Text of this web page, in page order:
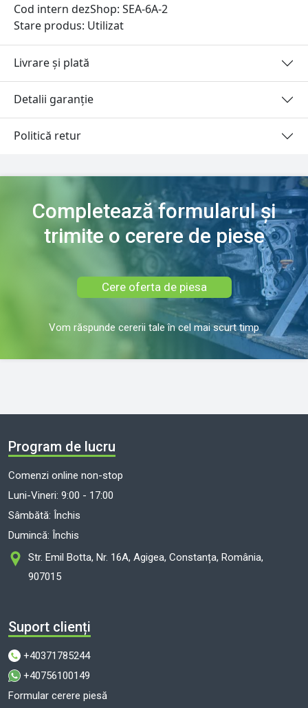
Cod intern dezShop: SEA-6A-2
Stare produs: Utilizat
Livrare și plată
Detalii garanție
Politică retur
Completează formularul și
trimite o cerere de piese
Cere oferta de piesa
Vom răspunde cererii tale în cel mai scurt timp
Program de lucru
Comenzi online non-stop
Luni-Vineri: 9:00 - 17:00
Sâmbătă: Închis
Dumincă: Închis
Str. Emil Botta, Nr. 16A, Agigea, Constanța, România,
907015
Suport clienți
+40371785244
+40756100149
Formular cerere piesă